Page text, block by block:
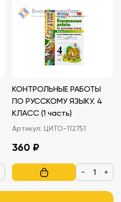
КОНТРОЛЬНЫЕ РАБОТЫ
ПО РУССКОМУ ЯЗЫКУ. 4
КЛАСС (1 часть)
Артикул: ЦИТО-112751
360 ₽
− +